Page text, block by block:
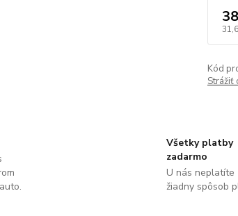
Kód
Strážiť
Všetky platby
zadarmo
U nás neplatíte
žiadny spôsob